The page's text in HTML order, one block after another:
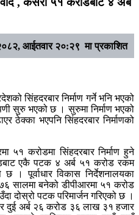
आईतवार २०:२९ मा प्रकाशित
सिंहदरबार निर्माण गर्ने भनि भएको
सुरु भएको छ । सुरुमा निर्माण भएको
ठेक्का भएपनि सिंहदरबार निर्माणको
५१ करोडमा सिंहदरबार निर्माण हुने
एकै पटक ४ अर्ब ५१ करोड रकम
। पूर्वाधार विकास निर्देशनालयका
सालमा बनेको डीपीआरमा ५१ करोड
दोस्रो पटक परिमार्जन गरिएको छ ।
दुई अर्ब २६ करोड ३६ लाख ३१ हजार